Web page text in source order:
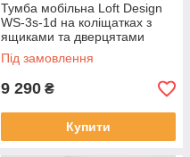
Тумба мобільна Loft Design
WS-3s-1d на коліщатках з
ящиками та дверцятами
Під замовлення
9 290 ₴
Купити